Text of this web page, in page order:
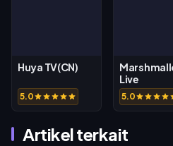
Huya TV(CN)
5.0
Live
5.0
Artikel terkait